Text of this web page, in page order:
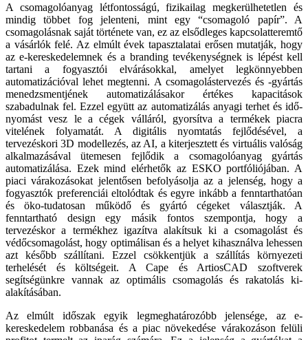
A csomagolóanyag létfontosságú, fizikailag meg­kerülhetetlen és
mindig többet fog jelenteni, mint egy “csomagoló papír”. A
csomagolásnak saját története van, ez az elsődleges kapcsolatterem­tő
a vásárlók felé. Az elmúlt évek tapasztalatai erősen mutatják, hogy
az e-kereskedelemnek és a branding tevékenységnek is lépést kell
tartani a fogyasztói elvárásokkal, amelyet legkönnyebben
automatizációval lehet megtenni. A csomagolás­tervezés és -gyártás
menedzsmentjének automa­tizálásakor értékes kapacitások
szabadulnak fel. Ezzel együtt az automatizálás anyagi terhet és idő-
nyomást vesz le a cégek válláról, gyorsítva a termékek piacra
vitelének folyamatát. A digitális nyomtatás fejlődésével, a
tervezésko­ri 3D modellezés, az AI, a kiterjesztett és vir­tuális valóság
alkalmazásával ütemesen fejlődik a csomagolóanyag gyártás
automatizálása. Ezek mind elérhetők az ESKO portfóliójában. A
piaci várakozásokat jelentősen befolyásolja az a jelenség, hogy a
fogyasztók preferenciái eltolód­tak és egyre inkább a fenntarthatóan
és öko-tu­datosan működő és gyártó cégeket választják. A
fenntartható design egy másik fontos szem­pontja, hogy a
tervezéskor a termékhez igazítva alakítsuk ki a csomagolást és
védőcsomagolást, hogy optimálisan és a helyet kihasználva le­hessen
azt később szállítani. Ezzel csökkentjük a szállítás környezeti
terhelését és költségeit. A Cape és ArtiosCAD szoftverek
segítségünkre vannak az optimális csomagolás és rakatolás ki­
alakításában.
Az elmúlt időszak egyik legmeghatározóbb je­lensége, az e-
kereskedelem robbanása és a piac növekedése várakozáson felüli